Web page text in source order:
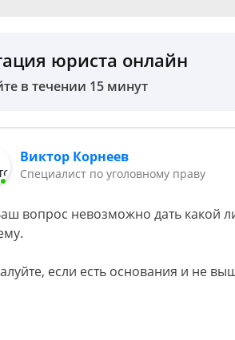
юриста онлайн
в течении 15 минут
Виктор Корнеев
Cпециалист по уголовному праву
вопрос невозможно дать какой
если есть основания и не